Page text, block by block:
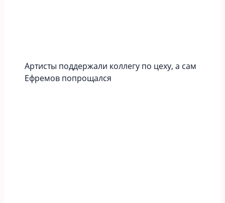
Артисты поддержали коллегу по цеху, а сам
Ефремов попрощался